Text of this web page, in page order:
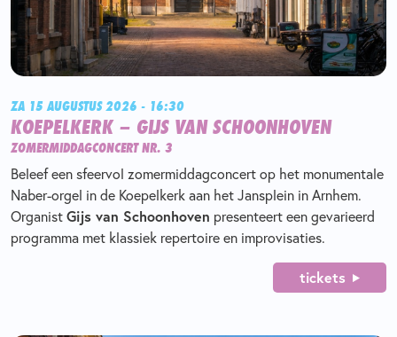
ZA 15 AUGUSTUS 2026 - 16:30
KOEPELKERK – GIJS VAN SCHOONHOVEN
ZOMERMIDDAGCONCERT NR. 3
Beleef een sfeervol zomermiddagconcert op het monumentale
Naber-orgel in de Koepelkerk aan het Jansplein in Arnhem.
Organist Gijs van Schoonhoven presenteert een gevarieerd
programma met klassiek repertoire en improvisaties.
tickets